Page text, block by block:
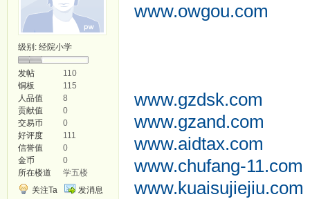
级别: 经院小学
发帖
110
铜板
115
人品值
8
贡献值
0
交易币
0
好评度
111
信誉值
0
金币
0
所在楼道
学五楼
关注Ta
发消息
www.owgou.com
www.gzdsk.com
www.gzand.com
www.aidtax.com
www.chufang-11.com
www.kuaisujiejiu.com